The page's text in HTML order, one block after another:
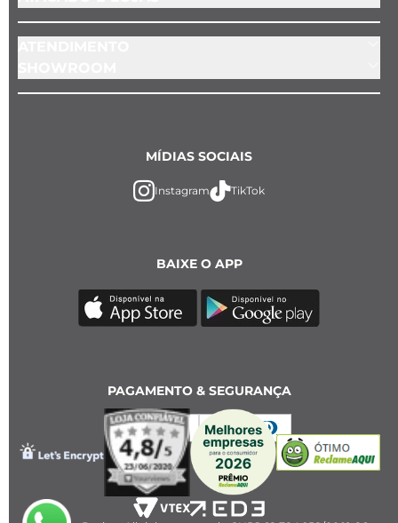
BAIXE O APP
MÍDIAS SOCIAIS
Instagram TikTok
PAGAMENTO & SEGURANÇA